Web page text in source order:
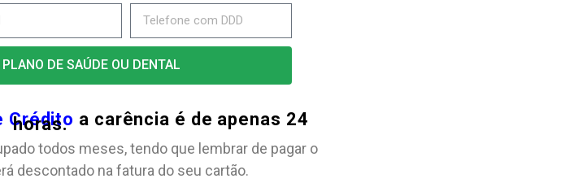
DE SAÚDE OU DENTAL
Crédito a carência é de apenas 24
horas.
todos meses, tendo que lembrar de pagar o
descontado na fatura do seu cartão.